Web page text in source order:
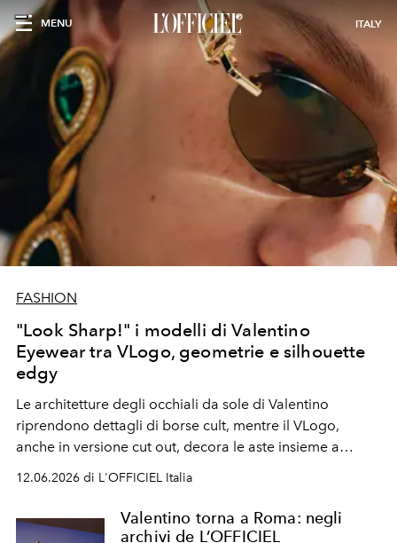
MENU ITALY
FASHION
"Look Sharp!" i modelli di Valentino
Eyewear tra VLogo, geometrie e silhouette
edgy
Le architetture degli occhiali da sole di Valentino
riprendono dettagli di borse cult, mentre il VLogo,
anche in versione cut out, decora le aste insieme a
borchie e strass. Geometrie bold guidano, invece, il
12.06.2026 di L'OFFICIEL Italia
Valentino torna a Roma: negli
archivi de L’OFFICIEL